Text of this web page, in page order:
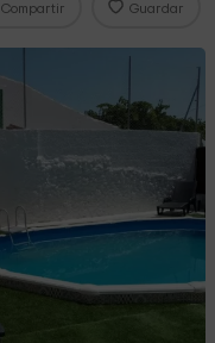
Compartir Guardar